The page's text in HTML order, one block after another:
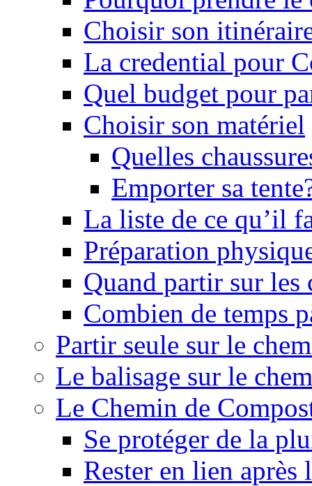
Choisir son
La credential pour
Quel budget pour
Choisir son matériel
Quelles
Emporter sa
La liste de ce qu’il
Préparation
Quand partir sur
Combien de temps
Partir seule sur le
Le balisage sur le
Le Chemin de
Se protéger de la
Rester en lien après